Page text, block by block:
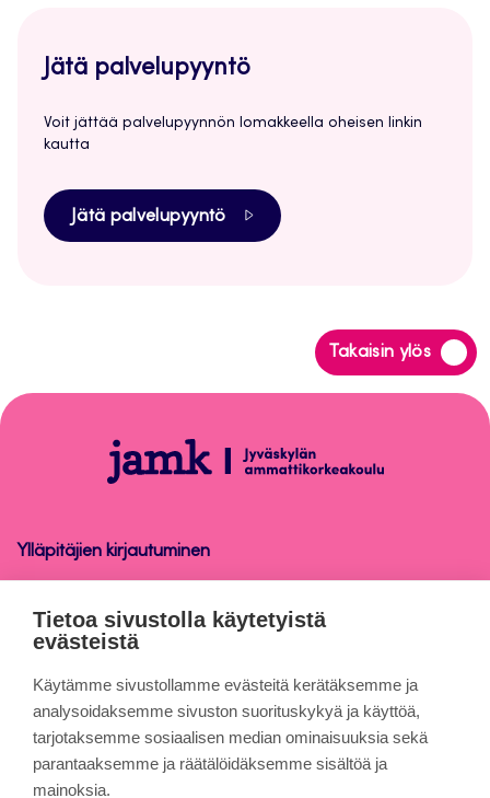
Jätä palvelupyyntö
Voit jättää palvelupyynnön lomakkeella oheisen linkin
kautta
Jätä palvelupyyntö
Takaisin ylös
Siirry
takaisin
Tietosuoja
Ylläpitäjien kirjautuminen
Tietosuoja
Tietoa sivuista
Evästeet
Saavutettavuusseloste
Tietoa sivustolla käytetyistä
evästeistä
Käytämme sivustollamme evästeitä kerätäksemme ja
analysoidaksemme sivuston suorituskykyä ja käyttöä,
tarjotaksemme sosiaalisen median ominaisuuksia sekä
parantaaksemme ja räätälöidäksemme sisältöä ja
mainoksia.